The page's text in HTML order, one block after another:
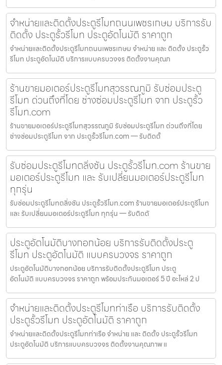
จำหน่ายและติดตั้งประตูรีโมทถนนเพชรเกษม บริการรับ
ติดตั้ง ประตูรั้วรีโมท ประตูอัตโนมัติ ราคาถูก
จำหน่ายและติดตั้งประตูรีโมทถนนเพชรเกษม จำหน่าย และ ติดตั้ง ประตูรั้ว
รีโมท ประตูอัตโนมัติ บริการแบบครบวงจร ติดตั้งงานคุณภ
ร้านขายมอเตอร์ประตูรีโมทสุวรรณภูมิ รับซ่อมประตู
รีโมท ด่วนถึงที่โดย ช่างซ่อมประตูรีโมท จาก ประตูรั้ว
รีโมท.com
ร้านขายมอเตอร์ประตูรีโมทสุวรรณภูมิ รับซ่อมประตูรีโมท ด่วนถึงที่โดย
ช่างซ่อมประตูรีโมท จาก ประตูรั้วรีโมท.com — รับติดตั้
รับซ่อมประตูรีโมทตลิ่งชัน ประตูรั้วรีโมท.com ร้านขาย
มอเตอร์ประตูรีโมท และ รับเปลี่ยนมอเตอร์ประตูรีโมท
ทุกรุ่น
รับซ่อมประตูรีโมทตลิ่งชัน ประตูรั้วรีโมท.com ร้านขายมอเตอร์ประตูรีโมท
และ รับเปลี่ยนมอเตอร์ประตูรีโมท ทุกรุ่น — รับติดตั
ประตูอัตโนมัติบางกอกน้อย บริการรับติดตั้งประตู
รีโมท ประตูอัตโนมัติ แบบครบวงจร ราคาถูก
ประตูอัตโนมัติบางกอกน้อย บริการรับติดตั้งประตูรีโมท ประตู
อัตโนมัติ แบบครบวงจร ราคาถูก พร้อมประกันมอเตอร์ 5 ปี อะไหล่ 2 ป
จำหน่ายและติดตั้งประตูรีโมทท่าเรือ บริการรับติดตั้ง
ประตูรั้วรีโมท ประตูอัตโนมัติ ราคาถูก
จำหน่ายและติดตั้งประตูรีโมทท่าเรือ จำหน่าย และ ติดตั้ง ประตูรั้วรีโมท
ประตูอัตโนมัติ บริการแบบครบวงจร ติดตั้งงานคุณภาพ แ